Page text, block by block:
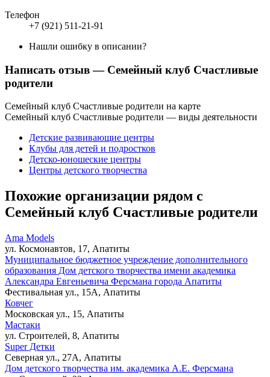
Телефон
+7 (921) 511-21-91
Нашли ошибку в описании?
Написать отзыв— Семейный клуб Счастливые
родители
Семейный клуб Счастливые родители на карте
Семейный клуб Счастливые родители — виды деятельности
Детские развивающие центры
Клубы для детей и подростков
Детско-юношеские центры
Центры детского творчества
Похожие организации рядом с
Семейный клуб Счастливые родители
Ama Models
ул. Космонавтов, 17, Апатиты
Муниципальное бюджетное учреждение дополнительного
образования Дом детского творчества имени академика
Александра Евгеньевича Ферсмана города Апатиты
Фестивальная ул., 15А, Апатиты
Ковчег
Московская ул., 15, Апатиты
Мастаки
ул. Строителей, 8, Апатиты
Super Детки
Северная ул., 27А, Апатиты
Дом детского творчества им. академика А.Е. Ферсмана